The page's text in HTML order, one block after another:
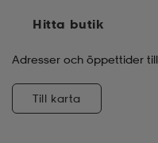
Hitta butik
Adresser och öppettider
Till karta